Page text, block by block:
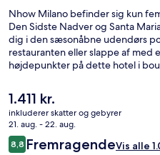
Nhow Milano befinder sig kun
Den Sidste Nadver og Santa
dig i den sæsonåbne udendørs
restauranten eller slappe af med
højdepunkter på dette hotel i
at sige om stedets hjælpsomme
ligger kun en kort gåtur fra
Stendhal Sporvognsstation
Crepax Station ligger 8 minutter
Den
nuværende
pris
er
1.411 kr.
1.411 kr.
inkluderer skatter og gebyrer
21. aug. - 22. aug.
Anmeldelser
8,88,8 ud af 10.
FremragendeVis alle